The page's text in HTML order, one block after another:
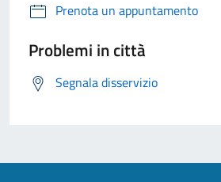
Prenota un appuntamento
Problemi in città
Segnala disservizio